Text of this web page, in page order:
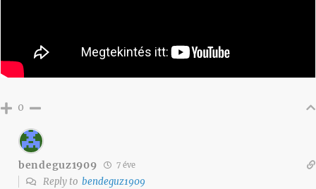
0
bendeguz1909 7 éve
Reply to bendeguz1909